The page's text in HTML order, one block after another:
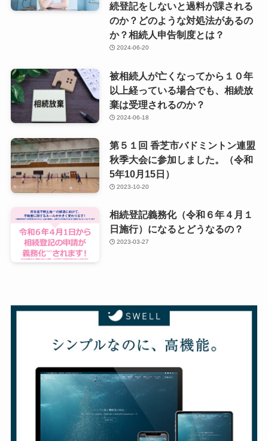
続登記をしないと過料が課される
のか？どのような対処法があるの
か？相続人申告制度とは？
2024-06-20
被相続人が亡くなってから１０年
以上経っている場合でも、相続放
棄は受理されるのか？
2024-06-18
第５１回 香芝市バドミントン連盟
秋季大会に参加しました。（令和
5年10月15日）
2023-10-20
相続登記義務化（令和６年４月１
日施行）になるとどうなるの？
2023-03-27